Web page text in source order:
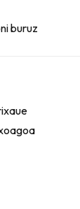
buruz